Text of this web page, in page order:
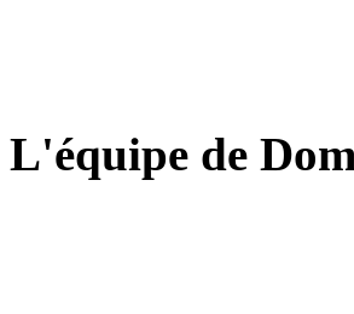
L'équipe de